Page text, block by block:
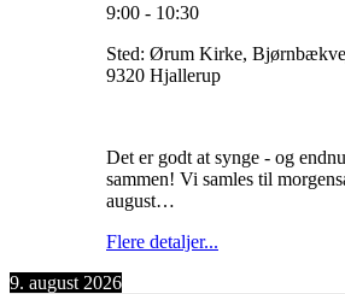
9:00 - 10:30
Sted: Ørum Kirke,
9320 Hjallerup
Det er godt at synge - og
sammen! Vi samles til
august…
Flere detaljer...
9. august 2026